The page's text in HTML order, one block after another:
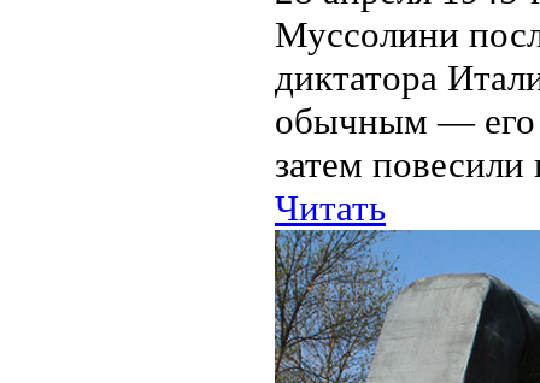
Муссолини
диктатора
обычным — его
затем
Читать